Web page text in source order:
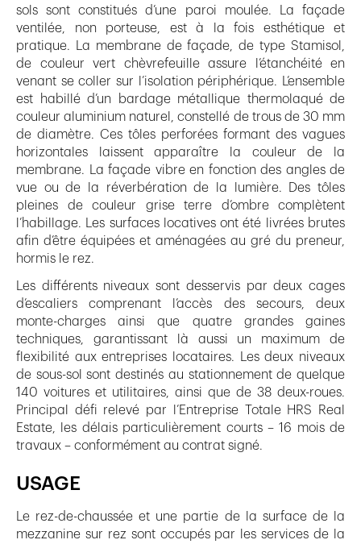
sols sont constitués d’une paroi moulée. La façade
ventilée, non porteuse, est à la fois esthétique et
pratique. La membrane de façade, de type Stamisol,
de couleur vert chèvrefeuille assure l’étanchéité en
venant se coller sur l’isolation périphérique. L’ensemble
est habillé d’un bardage métallique thermolaqué de
couleur aluminium naturel, constellé de trous de 30 mm
de diamètre. Ces tôles perforées formant des vagues
horizontales laissent apparaître la couleur de la
membrane. La façade vibre en fonction des angles de
vue ou de la réverbération de la lumière. Des tôles
pleines de couleur grise terre d’ombre complètent
l’habillage. Les surfaces locatives ont été livrées brutes
afin d’être équipées et aménagées au gré du preneur,
hormis le rez.
Les différents niveaux sont desservis par deux cages
d’escaliers comprenant l’accès des secours, deux
monte-charges ainsi que quatre grandes gaines
techniques, garantissant là aussi un maximum de
flexibilité aux entreprises locataires. Les deux niveaux
de sous-sol sont destinés au stationnement de quelque
140 voitures et utilitaires, ainsi que de 38 deux-roues.
Principal défi relevé par l’Entreprise Totale HRS Real
Estate, les délais particulièrement courts – 16 mois de
travaux – conformément au contrat signé.
USAGE
Le rez-de-chaussée et une partie de la surface de la
mezzanine sur rez sont occupés par les services de la